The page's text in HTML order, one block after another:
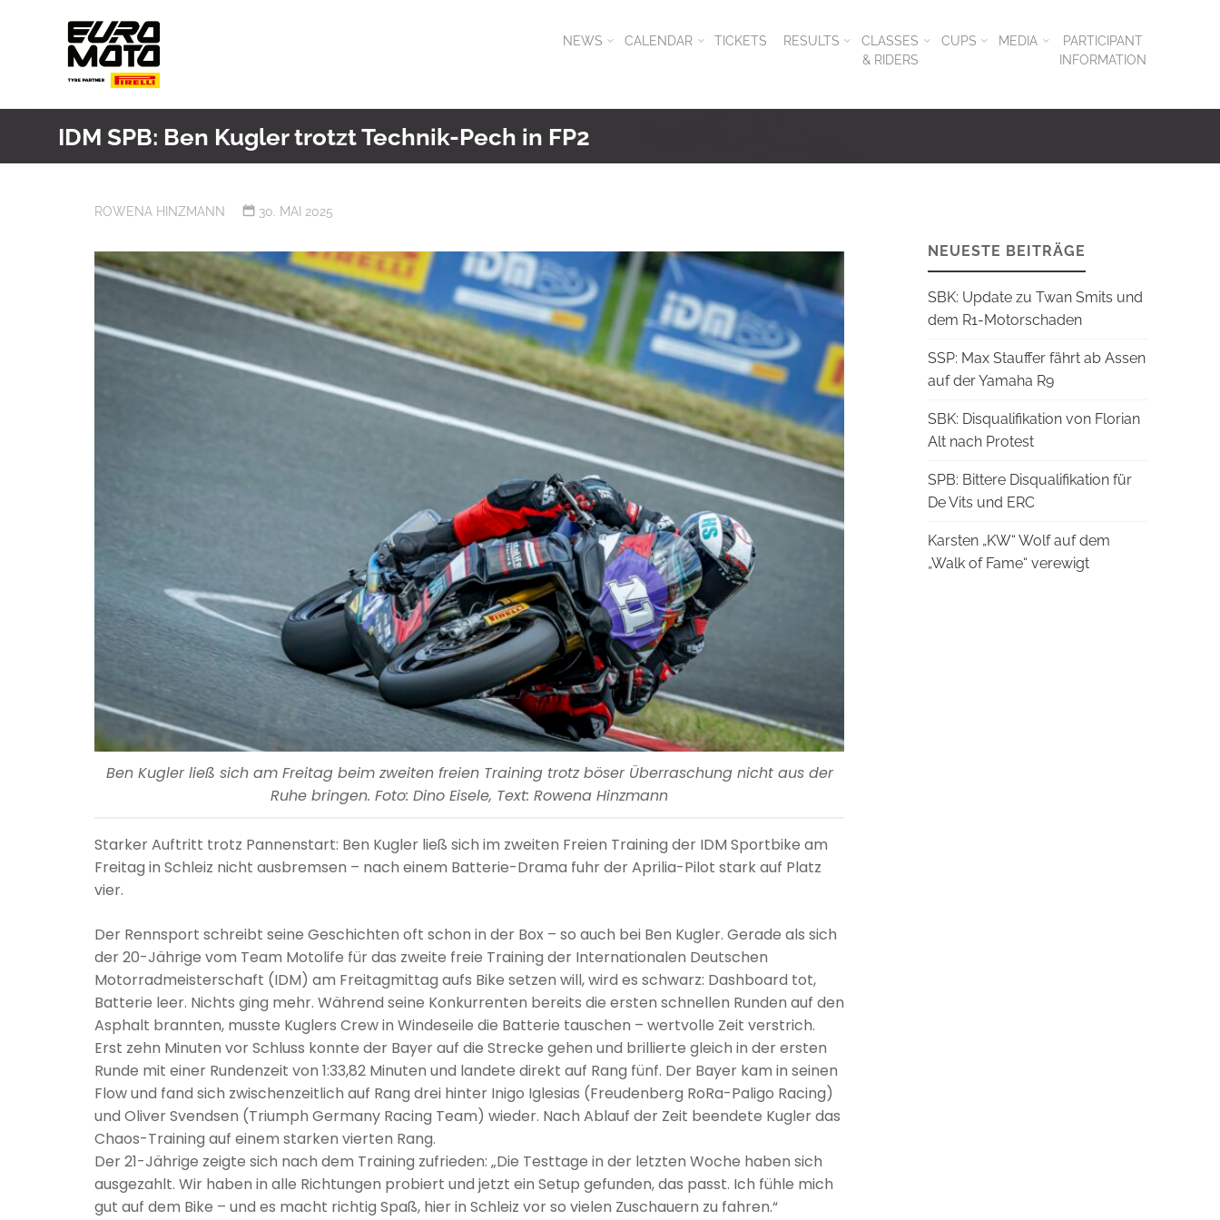
NEWS CALENDAR TICKETS RESULTS
CLASSES
& RIDERS
CUPS MEDIA
PARTICIPANT
INFORMATION
IDM SPB: Ben Kugler trotzt Technik-Pech in FP2
ROWENA HINZMANN 30. MAI 2025
Ben Kugler ließ sich am Freitag beim zweiten freien Training trotz böser Überraschung nicht aus der
Ruhe bringen. Foto: Dino Eisele, Text: Rowena Hinzmann
Starker Auftritt trotz Pannenstart: Ben Kugler ließ sich im zweiten Freien Training der IDM Sportbike am
Freitag in Schleiz nicht ausbremsen – nach einem Batterie-Drama fuhr der Aprilia-Pilot stark auf Platz
vier.
Der Rennsport schreibt seine Geschichten oft schon in der Box – so auch bei Ben Kugler. Gerade als sich
der 20-Jährige vom Team Motolife für das zweite freie Training der Internationalen Deutschen
Motorradmeisterschaft (IDM) am Freitagmittag aufs Bike setzen will, wird es schwarz: Dashboard tot,
Batterie leer. Nichts ging mehr. Während seine Konkurrenten bereits die ersten schnellen Runden auf den
Asphalt brannten, musste Kuglers Crew in Windeseile die Batterie tauschen – wertvolle Zeit verstrich.
Erst zehn Minuten vor Schluss konnte der Bayer auf die Strecke gehen und brillierte gleich in der ersten
Runde mit einer Rundenzeit von 1:33,82 Minuten und landete direkt auf Rang fünf. Der Bayer kam in seinen
Flow und fand sich zwischenzeitlich auf Rang drei hinter Inigo Iglesias (Freudenberg RoRa-Paligo Racing)
und Oliver Svendsen (Triumph Germany Racing Team) wieder. Nach Ablauf der Zeit beendete Kugler das
Chaos-Training auf einem starken vierten Rang.
Der 21-Jährige zeigte sich nach dem Training zufrieden: „Die Testtage in der letzten Woche haben sich
ausgezahlt. Wir haben in alle Richtungen probiert und jetzt ein Setup gefunden, das passt. Ich fühle mich
gut auf dem Bike – und es macht richtig Spaß, hier in Schleiz vor so vielen Zuschauern zu fahren.“
NEUESTE BEITRÄGE
SBK: Update zu Twan Smits und
dem R1-Motorschaden
SSP: Max Stauffer fährt ab Assen
auf der Yamaha R9
SBK: Disqualifikation von Florian
Alt nach Protest
SPB: Bittere Disqualifikation für
De Vits und ERC
Karsten „KW“ Wolf auf dem
„Walk of Fame“ verewigt